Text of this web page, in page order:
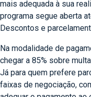
mais adequada à sua
programa segue aberta
Descontos e
Na modalidade de
chegar a 85% sobre
Já para quem prefere
faixas de negociação,